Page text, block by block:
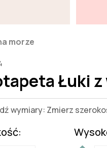
morze
Łuki
wymiary: Zmierz